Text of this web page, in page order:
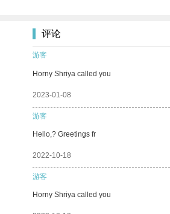
评论
游客
Horny Shriya called you
2023-01-08
游客
Hello,? Greetings fr
2022-10-18
游客
Horny Shriya called you